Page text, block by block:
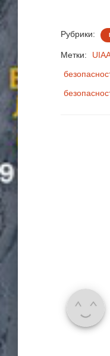
Рубрики:
Метки: